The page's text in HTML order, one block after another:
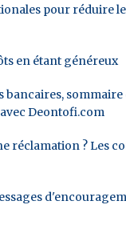
pour réduire
en étant généreux
bancaires,
Deontofi.com
réclamation ? Les